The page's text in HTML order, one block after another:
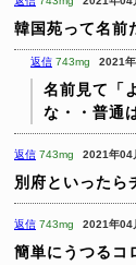
韓国苑って名前
返信 743mg 2021
名前見て「
な・・普通
返信 743mg 2021年04
別府といったら
返信 743mg 2021年04
簡単にうつるコ